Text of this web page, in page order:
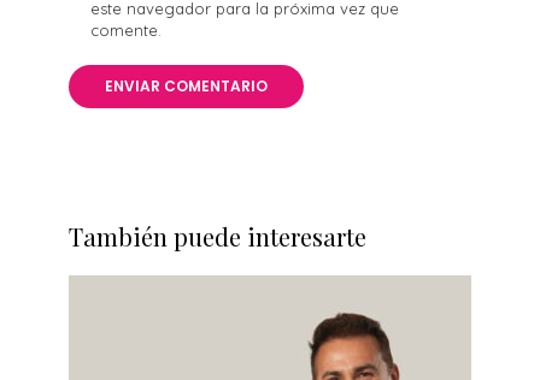
este navegador para la próxima vez que
comente.
También puede interesarte